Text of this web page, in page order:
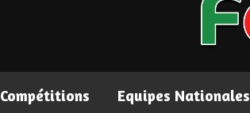
Compétitions Equipes Nationales